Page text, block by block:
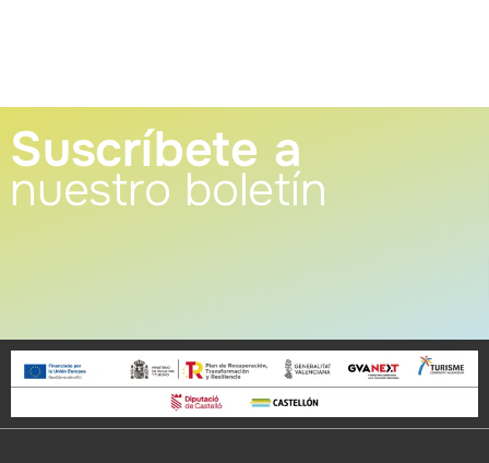
Suscríbete a
nuestro boletín